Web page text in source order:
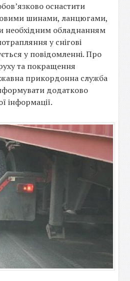
оснастити
шинами, ланцюгами,
необхідним обладнанням
у снігові
у повідомленні. Про
та покращення
прикордонна служба
додатково
інформації.